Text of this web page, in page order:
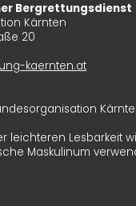
Bergrettungsdienst
Kärnten
20
kaernten.at
leichteren Lesbarkeit
Maskulinum